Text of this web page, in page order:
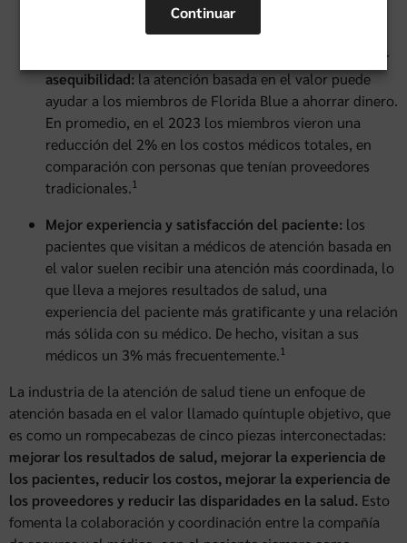
las hospitalizaciones que se pueden prevenir.
Reducción de los costos de atención médica y mayor
asequibilidad:la atención basada en el valor puede
ayudar a los miembros de Florida Blue a ahorrar dinero.
En promedio, en el 2023 los miembros vieron una
reducción del 2% en los costos médicos totales, en
comparación con personas que tenían proveedores
tradicionales.1
Mejor experiencia y satisfacción del paciente: los
pacientes que visitan a médicos de atención basada en
el valor suelen recibir una atención más coordinada, lo
que lleva a mejores resultados de salud, una
experiencia del paciente más gratificante y una relación
más sólida con su médico. De hecho, visitan a sus
médicos un 3% más frecuentemente.1
La industria de la atención de salud tiene un enfoque de
atención basada en el valor llamado quíntuple objetivo, que
es como un rompecabezas de cinco piezas interconectadas:
mejorar los resultados de salud, mejorar la experiencia de
los pacientes, reducir los costos, mejorar la experiencia de
los proveedores y reducir las disparidades en la salud. Esto
fomenta la colaboración y coordinación entre la compañía
Continuar